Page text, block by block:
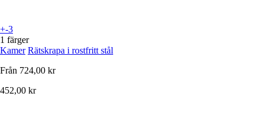
+-3
1 färger
Kamer Rätskrapa i rostfritt stål
Från 724,00 kr
452,00 kr